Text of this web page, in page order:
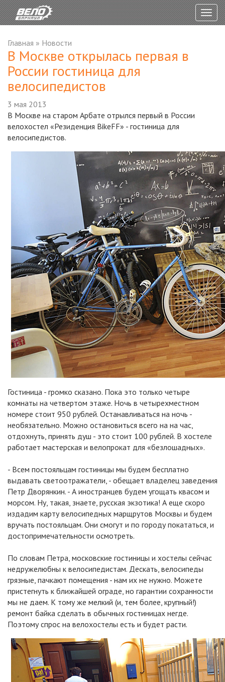
Главная » Новости
В Москве открылась первая в
России гостиница для
велосипедистов
3 мая 2013
В Москве на старом Арбате отрылся первый в России
велохостел «Резиденция BikeFF» - гостиница для
велосипедистов.
Гостиница - громко сказано. Пока это только четыре
комнаты на четвертом этаже. Ночь в четырехместном
номере стоит 950 рублей. Останавливаться на ночь -
необязательно. Можно остановиться всего на на час,
отдохнуть, принять душ - это стоит 100 рублей. В хостеле
работает мастерская и велопрокат для «безлошадных».
- Всем постояльцам гостиницы мы будем бесплатно
выдавать светоотражатели, - обещает владелец заведения
Петр Дворянкин. - А иностранцев будем угощать квасом и
морсом. Ну, такая, знаете, русская экзотика! А еще скоро
издадим карту велосипедных марщрутов Москвы и будем
вручать постояльцам. Они смогут и по городу покататься, и
достопримечательности осмотреть.
По словам Петра, московские гостиницы и хостелы сейчас
недружелюбны к велосипедистам. Дескать, велосипеды
грязные, пачкают помещения - нам их не нужно. Можете
пристегнуть к ближайшей ограде, но гарантии сохранности
мы не даем. К тому же мелкий (и, тем более, крупный!)
ремонт байка сделать в обычных гостиницах негде.
Поэтому спрос на велохостелы есть и будет расти.